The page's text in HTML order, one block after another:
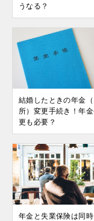
うなる？
結婚したときの年金
所）変更手続き！年
更も必要？
年金と失業保険は同時